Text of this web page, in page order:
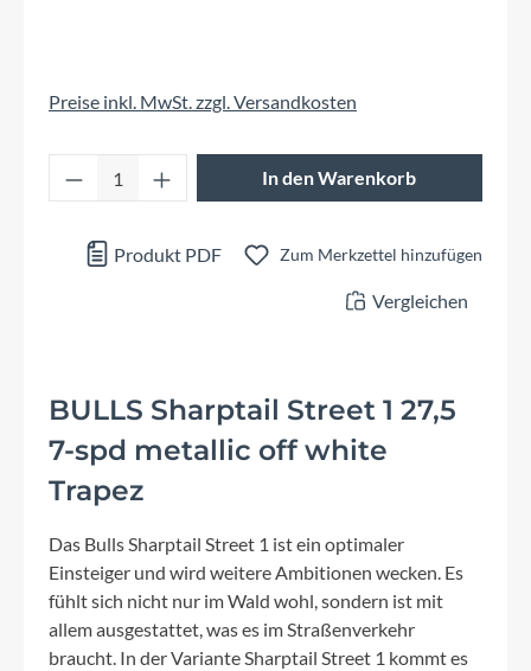
Preise inkl. MwSt. zzgl. Versandkosten
Produkt Anzahl: Gib den gewünschten
In den Warenkorb
Produkt PDF Zum Merkzettel hinzufügen
Vergleichen
BULLS Sharptail Street 1 27,5
7-spd metallic off white
Trapez
Das Bulls Sharptail Street 1 ist ein optimaler
Einsteiger und wird weitere Ambitionen wecken. Es
fühlt sich nicht nur im Wald wohl, sondern ist mit
allem ausgestattet, was es im Straßenverkehr
braucht. In der Variante Sharptail Street 1 kommt es